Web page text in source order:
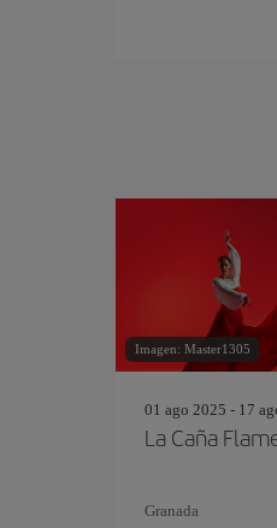
Imagen: Master1305
01 ago 2025 - 17
La Caña
Granada